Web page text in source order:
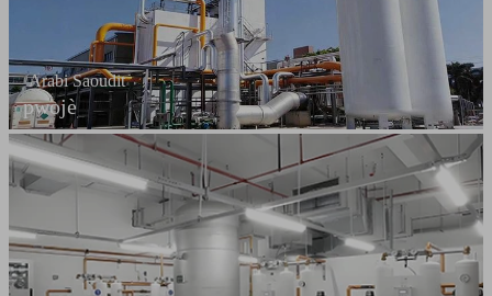
Arabi Saoudit
pwojè